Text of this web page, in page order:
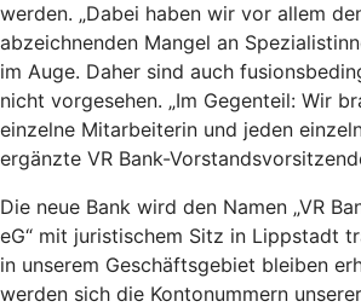
werden. „Dabei haben wir vor allem
abzeichnenden Mangel an
im Auge. Daher sind auch
nicht vorgesehen. „Im Gegenteil: Wir
einzelne Mitarbeiterin und jeden
ergänzte VR Bank-
Die neue Bank wird den Namen „VR
eG“ mit juristischem Sitz in Lippstadt
in unserem Geschäftsgebiet bleiben
werden sich die Kontonummern